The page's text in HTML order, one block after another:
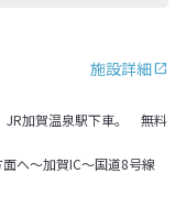
施設詳細
JR加賀温泉駅下車。 無料
へ～加賀IC～国道8号線